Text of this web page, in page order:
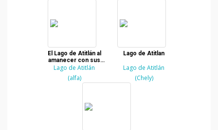
El Lago de Atitlán al
amanecer con sus
volcanes cuidándole
Lago de Atitlán
(alfa)
Lago de Atitlan
Lago de Atitlán
(Chely)